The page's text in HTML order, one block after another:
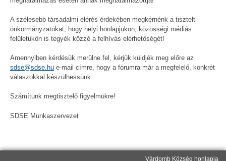
A szélesebb társadalmi elérés érdekében megkérnénk a tisztelt
önkormányzatokat, hogy helyi honlapjukon, közösségi médiás
felületükön is tegyék közzé a felhívás elérhetőségét!
Amennyiben kérdésük merülne fel, kérjük küldjék meg előre az
sdse@sdse.hu e-mail címre, hogy a fórumra már a megfelelő, konkrét
válaszokkal készülhessünk.
Számítunk megtisztelő figyelmükre!
SDSE Munkaszervezet
Várdomb Község honlapja